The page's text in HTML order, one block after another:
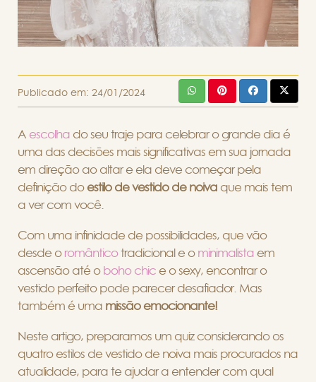
Publicado em: 24/01/2024
A escolha do seu traje para celebrar o grande dia é
uma das decisões mais significativas em sua jornada
em direção ao altar e ela deve começar pela
definição do estilo de vestido de noiva que mais tem
a ver com você.
Com uma infinidade de possibilidades, que vão
desde o românticotradicional e o minimalista em
ascensão até o boho chic e o sexy, encontrar o
vestido perfeito pode parecer desafiador. Mas
também é uma missão emocionante!
Neste artigo, preparamos um quiz considerando os
quatro estilos de vestido de noiva mais procurados na
atualidade, para te ajudar a entender com qual